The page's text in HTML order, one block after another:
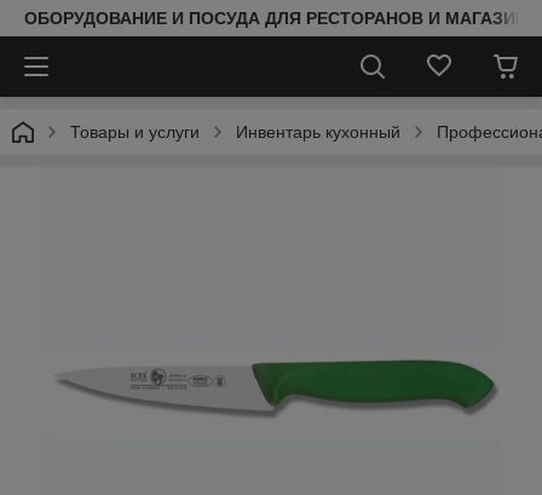
ОБОРУДОВАНИЕ И ПОСУДА ДЛЯ РЕСТОРАНОВ И
Товары и услуги Инвентарь кухонный